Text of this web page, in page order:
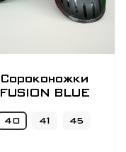
Сороконожки
FUSION BLUE
40 41 45